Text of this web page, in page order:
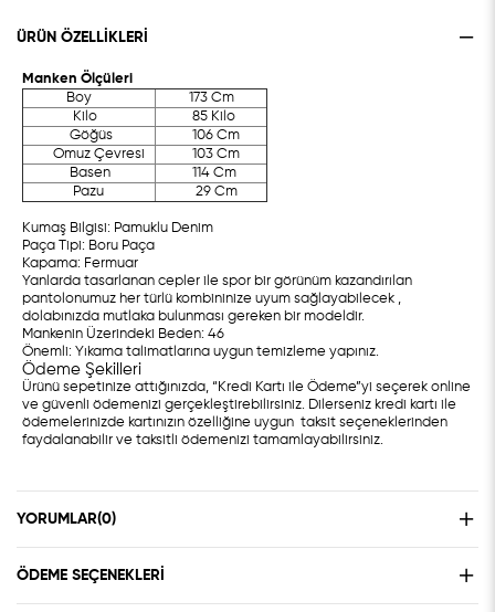
ÜRÜN ÖZELLIKLERI
Manken Ölçüleri
Boy
173 Cm
Kilo
85 Kilo
Göğüs
106 Cm
Omuz Çevresi
103 Cm
Basen
114 Cm
Pazu
29 Cm
Kumaş Bilgisi: Pamuklu Denim
Paça Tipi: Boru Paça
Kapama: Fermuar
Yanlarda tasarlanan cepler ile spor bir görünüm kazandırılan
pantolonumuz her türlü kombininize uyum sağlayabilecek ,
dolabınızda mutlaka bulunması gereken bir modeldir.
Mankenin Üzerindeki Beden: 46
Önemli: Yıkama talimatlarına uygun temizleme yapınız.
Ödeme Şekilleri
Ürünü sepetinize attığınızda, “Kredi Kartı ile Ödeme”yi seçerek online
ve güvenli ödemenizi gerçekleştirebilirsiniz. Dilerseniz kredi kartı ile
ödemelerinizde kartınızın özelliğine uygun taksit seçeneklerinden
faydalanabilir ve taksitli ödemenizi tamamlayabilirsiniz.
YORUMLAR(0)
ÖDEME SEÇENEKLERI